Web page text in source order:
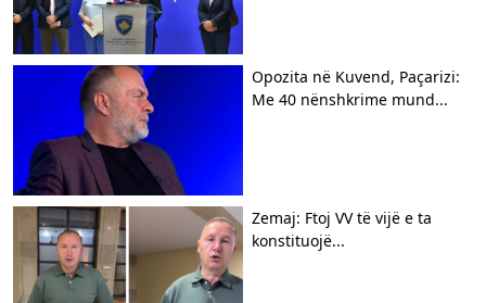
Opozita në Kuvend, Paçarizi:
Me 40 nënshkrime mund...
Zemaj: Ftoj VV të vijë e ta
konstituojë...